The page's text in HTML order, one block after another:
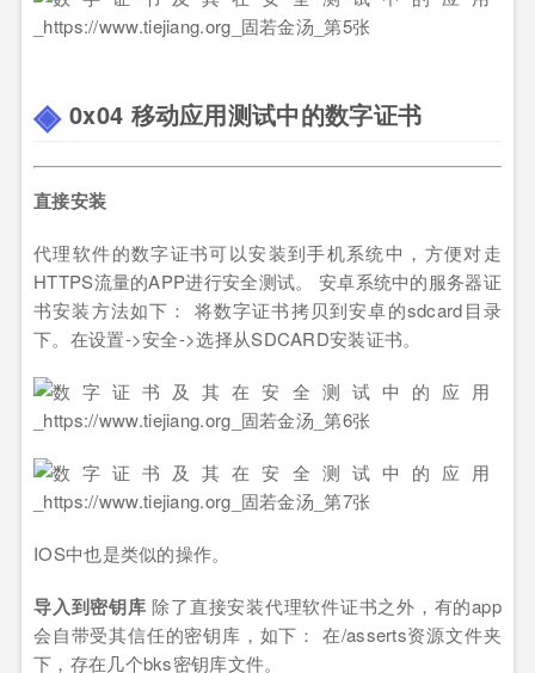
0x04 移动应用测试中的数字证书
直接安装
代理软件的数字证书可以安装到手机系统中，方便对走
HTTPS流量的APP进行安全测试。 安卓系统中的服务器证
书安装方法如下： 将数字证书拷贝到安卓的sdcard目录
下。在设置->安全->选择从SDCARD安装证书。
IOS中也是类似的操作。
导入到密钥库 除了直接安装代理软件证书之外，有的app
会自带受其信任的密钥库，如下： 在/asserts资源文件夹
下，存在几个bks密钥库文件。